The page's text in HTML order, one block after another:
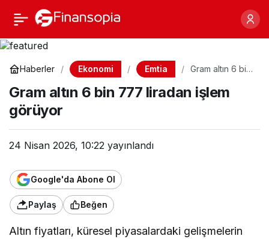
Haberler Ekonomi Emtia
Gram altın 6 bin
işlem görüyor
Gram altın 6 bin 777 liradan işlem
görüyor
24 Nisan 2026, 10:22 yayınlandı
Google'da Abone Ol
Paylaş Beğen
Altın fiyatları, küresel piyasalardaki gelişmelerin
Gram altın 6 bin 777
liradan işlem görüyor
Paylaş